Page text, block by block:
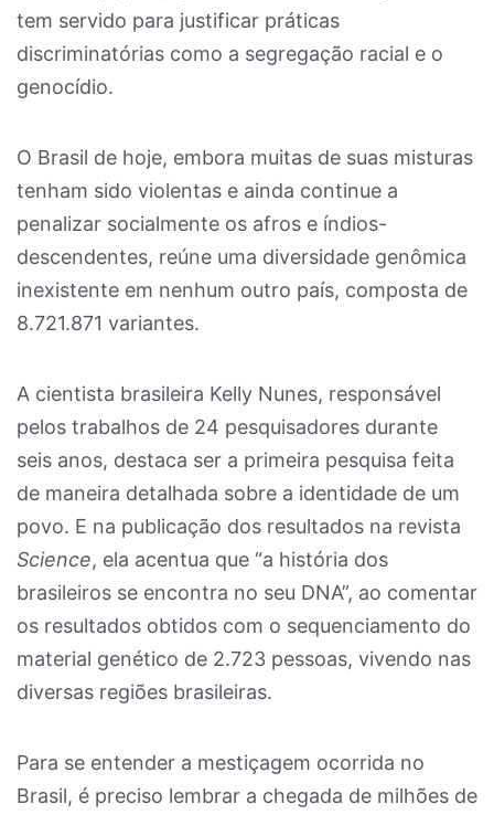
tem servido para justificar práticas
discriminatórias como a segregação racial e o
genocídio.
O Brasil de hoje, embora muitas de suas misturas
tenham sido violentas e ainda continue a
penalizar socialmente os afros e índios-
descendentes, reúne uma diversidade genômica
inexistente em nenhum outro país, composta de
8.721.871 variantes.
A cientista brasileira Kelly Nunes, responsável
pelos trabalhos de 24 pesquisadores durante
seis anos, destaca ser a primeira pesquisa feita
de maneira detalhada sobre a identidade de um
povo. E na publicação dos resultados na revista
Science, ela acentua que “a história dos
brasileiros se encontra no seu DNA”, ao comentar
os resultados obtidos com o sequenciamento do
material genético de 2.723 pessoas, vivendo nas
diversas regiões brasileiras.
Para se entender a mestiçagem ocorrida no
Brasil, é preciso lembrar a chegada de milhões de